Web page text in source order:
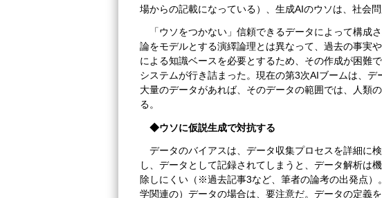
場からの記載になっている）、生成AIのウソは、社会問
「ウソをつかない」信頼できるデータによって構成
論をモデルとする演繹論理とは異なって、過去の事実
による知識ベースを必要とするため、その作成が困難
システムが行き詰まった。現在の第3次AIブームは、
大量のデータがあれば、そのデータの範囲では、人類
る。
◆ウソに仮説生成で対抗する
データのバイアスは、データ収集プロセスを詳細に
し、データとして記録されてしまうと、データ解析は
除しにくい（※過去記事3など、筆者の論考の出発点
学関連の）データの場合は、要注意だ。データの定義